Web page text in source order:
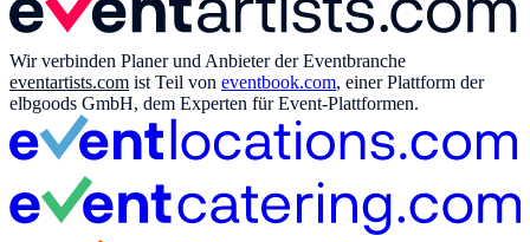
Wir verbinden Planer und Anbieter der Eventbranche
eventartists.com ist Teil von eventbook.com, einer Plattform der
elbgoods GmbH, dem Experten für Event-Plattformen.